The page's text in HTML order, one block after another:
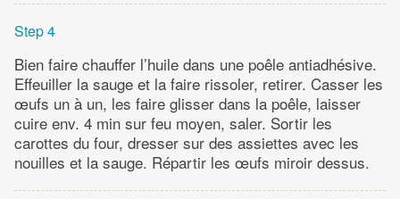
Step 4
Bien faire chauffer l’huile dans une poêle antiadhésive.
Effeuiller la sauge et la faire rissoler, retirer. Casser les
œufs un à un, les faire glisser dans la poêle, laisser
cuire env. 4 min sur feu moyen, saler. Sortir les
carottes du four, dresser sur des assiettes avec les
nouilles et la sauge. Répartir les œufs miroir dessus.